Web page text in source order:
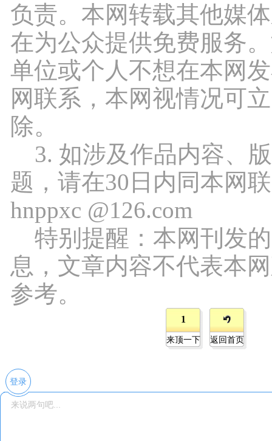
负责。本网转载其他媒
在为公众提供免费服务
单位或个人不想在本网
网联系，本网视情况可
除。
3. 如涉及作品内容、
题，请在30日内同本网
hnppxc @126.com
特别提醒：本网刊发
息，文章内容不代表本
参考。
1
来顶一下 返回首页
登录